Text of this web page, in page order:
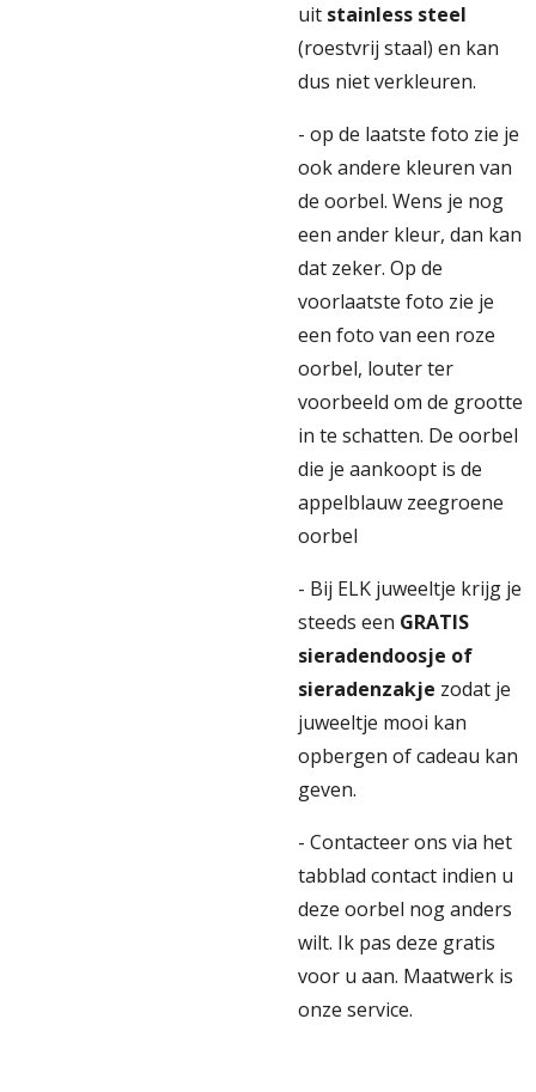
uit stainless steel
(roestvrij staal) en kan
dus niet verkleuren.
- op de laatste foto zie je
ook andere kleuren van
de oorbel. Wens je nog
een ander kleur, dan kan
dat zeker. Op de
voorlaatste foto zie je
een foto van een roze
oorbel, louter ter
voorbeeld om de grootte
in te schatten. De oorbel
die je aankoopt is de
appelblauw zeegroene
oorbel
- Bij ELK juweeltje krijg je
steeds een GRATIS
sieradendoosje of
sieradenzakje zodat je
juweeltje mooi kan
opbergen of cadeau kan
geven.
- Contacteer ons via het
tabblad contact indien u
deze oorbel nog anders
wilt. Ik pas deze gratis
voor u aan. Maatwerk is
onze service.